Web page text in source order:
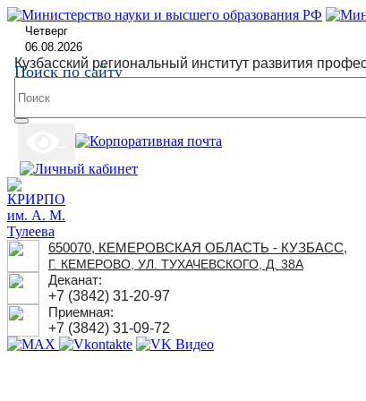
Четверг
06.08.2026
Кузбасский региональный институт развития
Поиск по сайту
650070, КЕМЕРОВСКАЯ ОБЛАСТЬ - КУЗБАСС,
Г. КЕМЕРОВО, УЛ. ТУХАЧЕВСКОГО, Д. 38А
Деканат:
+7 (3842) 31-20-97
Приемная:
+7 (3842) 31-09-72